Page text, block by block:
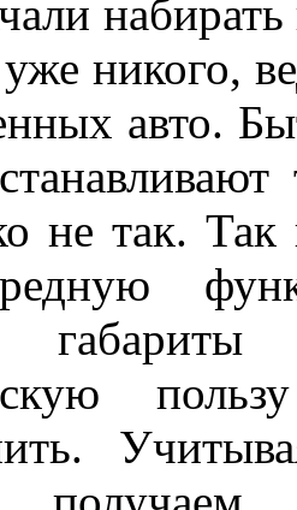
никого,
авто.
не так. Так